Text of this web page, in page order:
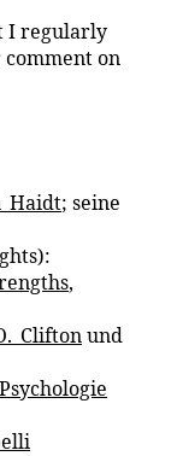
I regularly
comment on
; seine
,
und